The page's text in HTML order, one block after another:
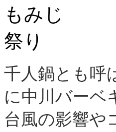
千人鍋とも呼
に中川バーベ
台風の影響や